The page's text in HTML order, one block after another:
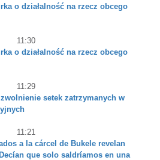
o działalność na rzecz obcego
11:30
o działalność na rzecz obcego
11:29
setek zatrzymanych w
11:21
a la cárcel de Bukele revelan
que solo saldríamos en una